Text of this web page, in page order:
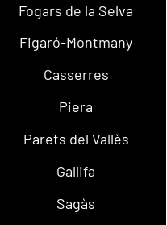
Fogars de la Selva
Figaró-Montmany
Casserres
Piera
Parets del Vallès
Gallifa
Sagàs